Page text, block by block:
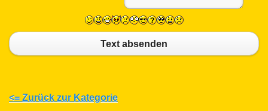
Text absenden
<= Zurück zur Kategorie